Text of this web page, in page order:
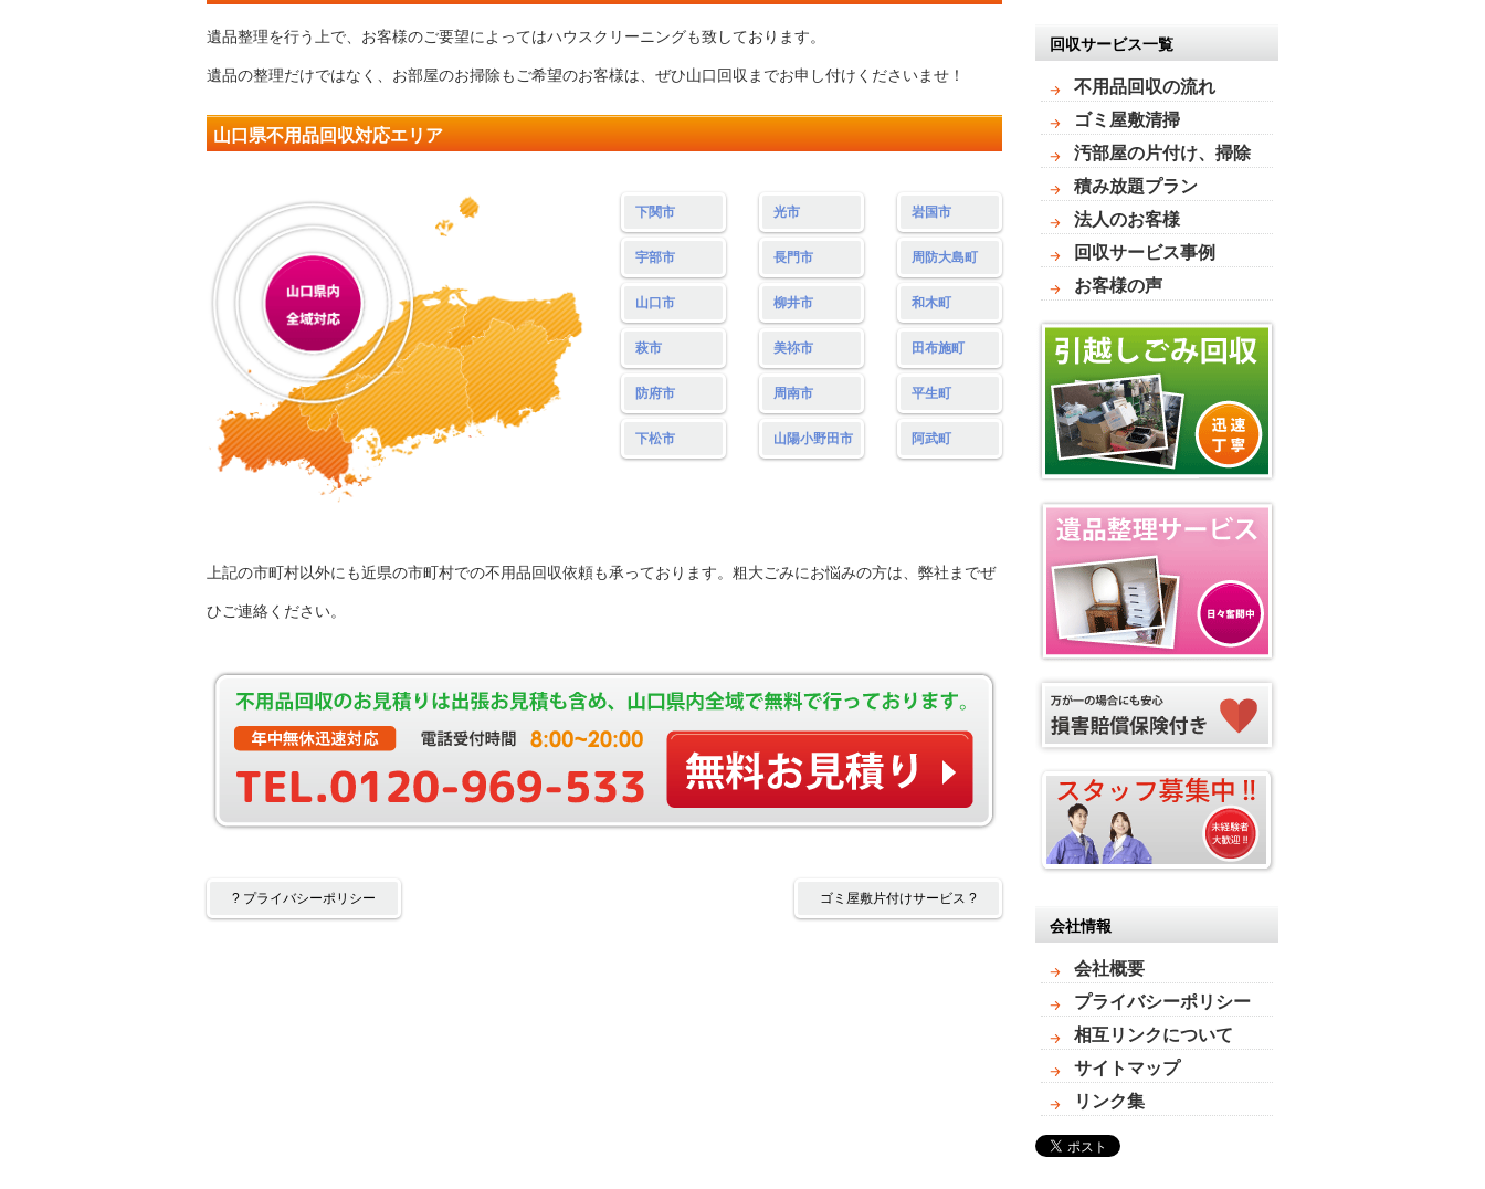
遺品整理を行う上で、お客様のご要望によってはハウスクリーニングも致しております。
遺品の整理だけではなく、お部屋のお掃除もご希望のお客様は、ぜひ山口回収までお申し付けくださいませ！
山口県不用品回収対応エリア
下関市
宇部市
山口市
萩市
防府市
下松市
光市
長門市
柳井市
美祢市
周南市
山陽小野田市
岩国市
周防大島町
和木町
田布施町
平生町
阿武町
上記の市町村以外にも近県の市町村での不用品回収依頼も承っております。粗大ごみにお悩みの方は、弊社までぜ
ひご連絡ください。
? プライバシーポリシー ゴミ屋敷片付けサービス ?
回収サービス一覧
不用品回収の流れ
ゴミ屋敷清掃
汚部屋の片付け、掃除
積み放題プラン
法人のお客様
回収サービス事例
お客様の声
会社情報
会社概要
プライバシーポリシー
相互リンクについて
サイトマップ
リンク集